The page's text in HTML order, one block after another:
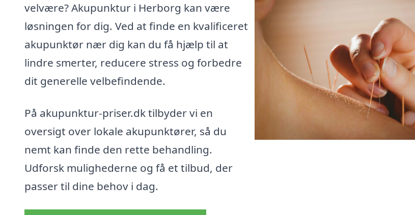
velvære? Akupunktur i Herborg kan være
løsningen for dig. Ved at finde en kvalificeret
akupunktør nær dig kan du få hjælp til at
lindre smerter, reducere stress og forbedre
dit generelle velbefindende.
På akupunktur-priser.dk tilbyder vi en
oversigt over lokale akupunktører, så du
nemt kan finde den rette behandling.
Udforsk mulighederne og få et tilbud, der
passer til dine behov i dag.